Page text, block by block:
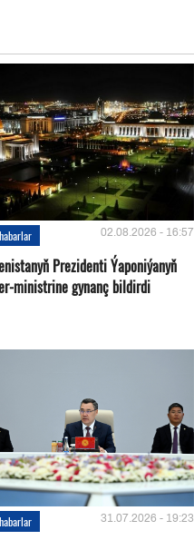
02.08.2026 - 16:57
Prezidenti Ýaponiýanyň
ministrine gynanç bildirdi
31.07.2026 - 19:23